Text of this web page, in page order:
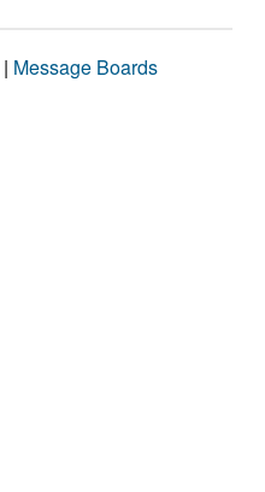
| Message Boards